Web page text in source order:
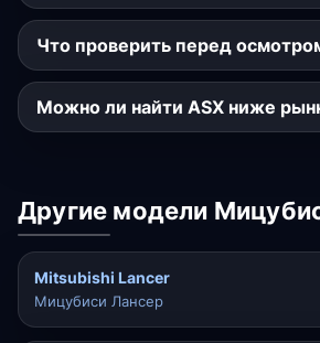
Что проверить перед
Можно ли найти ASX ниже
Другие модели
Mitsubishi Lancer
Мицубиси Лансер